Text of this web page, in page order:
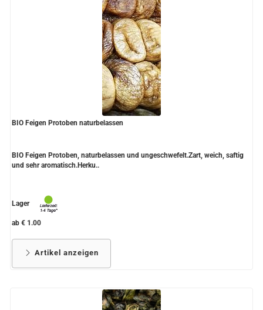
BIO Feigen Protoben naturbelassen
BIO Feigen Protoben, naturbelassen und ungeschwefelt.Zart, weich, saftig
und sehr aromatisch.Herku..
Lager
ab € 1.00
Artikel anzeigen